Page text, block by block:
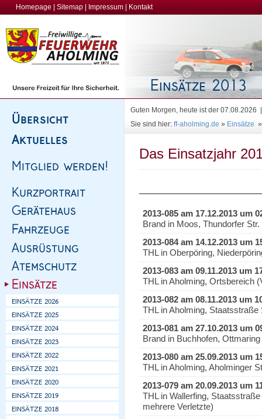
Homepage Sitemap Impressum Kontakt
Guten Morgen, heute ist der
Sie sind hier: ff-aholming.de » Einsätze
Das Einsatzjahr
2013-085 am 17.12.2013 um
Brand in Moos, Thundorfer
2013-084 am 14.12.2013 um
THL in Oberpöring,
2013-083 am 09.11.2013 um
THL in Aholming, Ortsbereich
2013-082 am 08.11.2013 um
THL in Aholming,
2013-081 am 27.10.2013 um
Brand in Buchhofen,
2013-080 am 25.09.2013 um
THL in Aholming, Aholminger
2013-079 am 20.09.2013 um
THL in Wallerfing,
mehrere Verletzte)